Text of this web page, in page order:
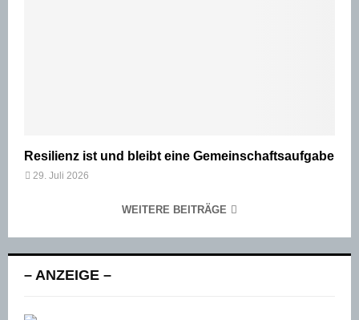
Resilienz ist und bleibt eine Gemeinschaftsaufgabe
29. Juli 2026
WEITERE BEITRÄGE
– ANZEIGE –